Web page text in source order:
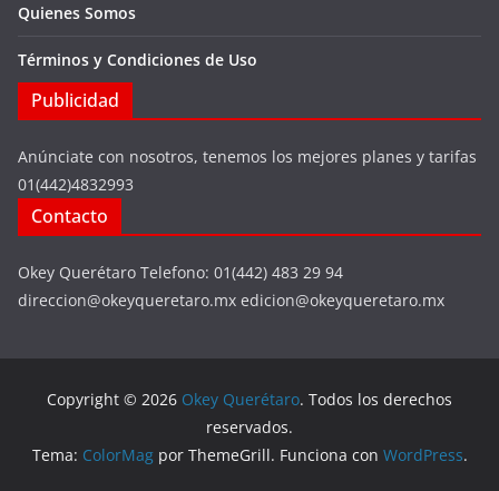
Quienes Somos
Términos y Condiciones de Uso
Publicidad
Anúnciate con nosotros, tenemos los mejores planes y tarifas
01(442)4832993
Contacto
Okey Querétaro Telefono: 01(442) 483 29 94
direccion@okeyqueretaro.mx edicion@okeyqueretaro.mx
Copyright © 2026 Okey Querétaro. Todos los derechos
reservados.
Tema: ColorMagpor ThemeGrill. Funciona con WordPress.